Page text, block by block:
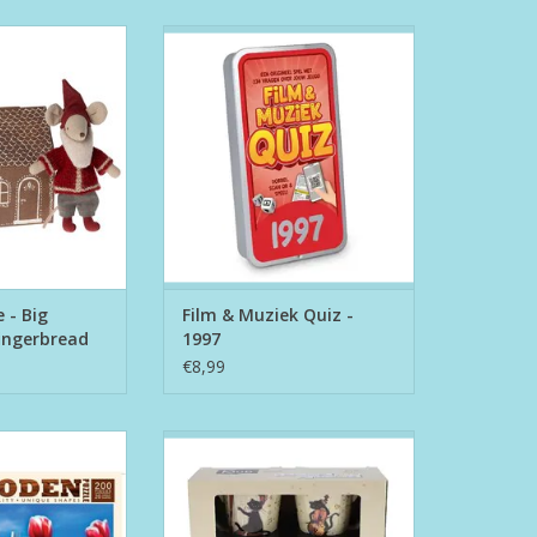
WINKELWAGEN
- Big
Film & Muziek Quiz - 1997
TOEVOEGEN AAN WINKELWAGEN
Film & Muziek Quiz -
1997
€8,99
WINKELWAGEN
Espresso mokjes BugArt “Music
Kitty”
TOEVOEGEN AAN WINKELWAGEN